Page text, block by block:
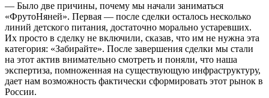
— Было две причины, почему мы начали заниматься
«ФрутоНяней». Первая — после сделки осталось несколько
линий детского питания, достаточно морально устаревших.
Их просто в сделку не включили, сказав, что им не нужна эта
категория: «Забирайте». После завершения сделки мы стали
на этот актив внимательно смотреть и поняли, что наша
экспертиза, помноженная на существующую инфраструктуру,
дает нам возможность фактически сформировать этот рынок в
России.